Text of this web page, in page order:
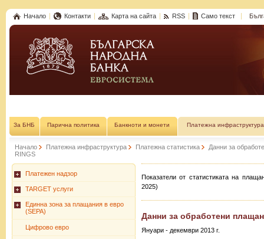
Начало Контакти Карта на сайта RSS Само текст
За БНБ Парична политика Банкноти и монети Платежна инфраструктура
Начало Платежна инфраструктура Платежна статистика
Данни за
RINGS
Платежен надзор
TARGET услуги
Единна зона за плащания в евро
(SEPA)
Цифрово евро
Показатели от статистиката на
2025)
Данни за обработени
Януари - декември 2013 г.